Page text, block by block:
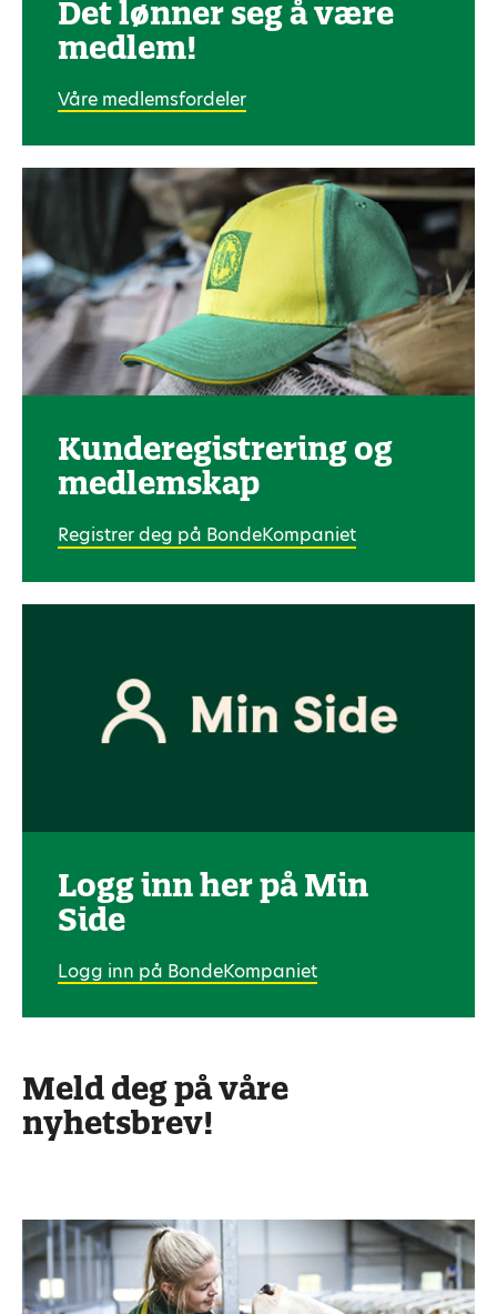
Det lønner seg å være
medlem!
Våre medlemsfordeler
Kunde­registrering og
medlemskap
Registrer deg på BondeKompaniet
Logg inn her på Min
Side
Logg inn på BondeKompaniet
Meld deg på våre
nyhetsbrev!